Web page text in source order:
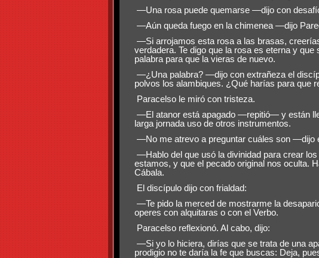
—Una rosa puede quemarse —dijo con
—Aún queda fuego en la chimenea —dijo
—Si arrojamos esta rosa a las brasas,
verdadera. Te digo que la rosa es eterna y
palabra para que la vieras de nuevo.
—¿Una palabra? —dijo con extrañeza el
polvos los alambiques. ¿Qué harías para que
Paracelso le miró con tristeza.
—El atanor está apagado —repitió— y están
larga jornada uso de otros instrumentos.
—No me atrevo a preguntar cuáles son —dijo
—Hablo del que usó la divinidad para crear
estamos, y que el pecado original nos oculta.
Cábala.
El discípulo dijo con frialdad:
—Te pido la merced de mostrarme la
operes con alquitaras o con el Verbo.
Paracelso reflexionó. Al cabo, dijo:
—Si yo lo hiciera, dirías que se trata de una
prodigio no te daría la fe que buscas: Deja,